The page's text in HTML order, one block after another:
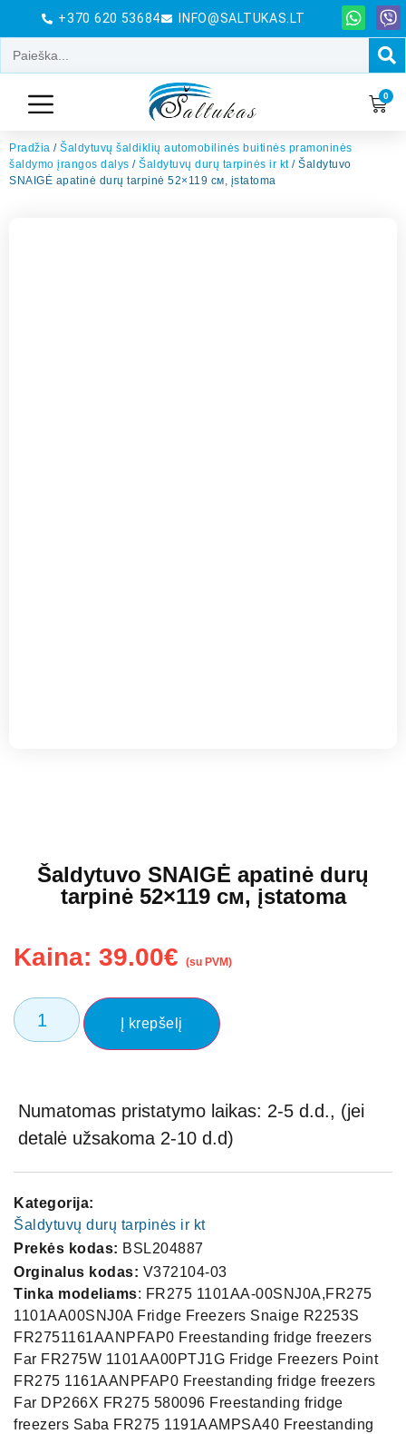
+370 620 53684 INFO@SALTUKAS.LT
0
Pradžia / Šaldytuvų šaldiklių automobilinės buitinės pramoninės
šaldymo įrangos dalys / Šaldytuvų durų tarpinės ir kt/ Šaldytuvo
SNAIGĖ apatinė durų tarpinė 52×119 см, įstatoma
Šaldytuvo SNAIGĖ apatinė durų
tarpinė 52×119 см, įstatoma
Kaina: 39.00€ (su PVM)
Į krepšelį
Numatomas pristatymo laikas: 2-5 d.d., (jei
detalė užsakoma 2-10 d.d)
Kategorija:
Šaldytuvų durų tarpinės ir kt
Prekės kodas: BSL204887
Orginalus kodas: V372104-03
Tinka modeliams: FR275 1101AA-00SNJ0A,FR275
1101AA00SNJ0A Fridge Freezers Snaige R2253S
FR2751161AANPFAP0 Freestanding fridge freezers
Far FR275W 1101AA00PTJ1G Fridge Freezers Point
FR275 1161AANPFAP0 Freestanding fridge freezers
Far DP266X FR275 580096 Freestanding fridge
freezers Saba FR275 1191AAMPSA40 Freestanding